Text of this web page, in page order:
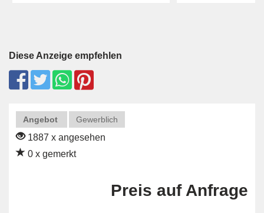
Diese Anzeige empfehlen
Angebot Gewerblich
1887 x angesehen
0 x gemerkt
Preis auf Anfrage